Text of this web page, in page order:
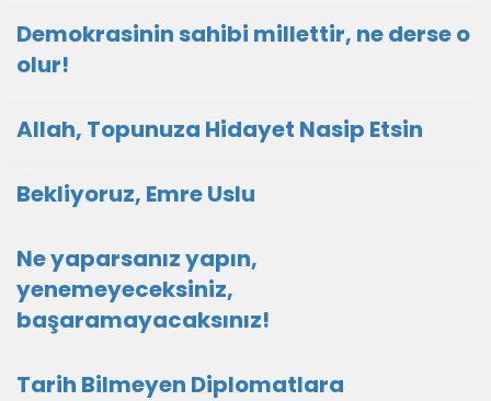
Demokrasinin sahibi millettir, ne derse o
olur!
Allah, Topunuza Hidayet Nasip Etsin
Bekliyoruz, Emre Uslu
Ne yaparsanız yapın,
yenemeyeceksiniz,
başaramayacaksınız!
Tarih Bilmeyen Diplomatlara